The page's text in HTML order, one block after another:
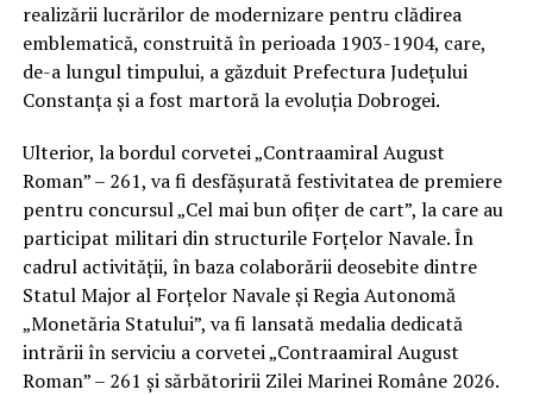
realizării lucrărilor de modernizare pentru clădirea
emblematică, construită în perioada 1903-1904, care,
de-a lungul timpului, a găzduit Prefectura Județului
Constanța și a fost martoră la evoluția Dobrogei.
Ulterior, la bordul corvetei „Contraamiral August
Roman” – 261, va fi desfășurată festivitatea de premiere
pentru concursul „Cel mai bun ofițer de cart”, la care au
participat militari din structurile Forțelor Navale. În
cadrul activității, în baza colaborării deosebite dintre
Statul Major al Forțelor Navale și Regia Autonomă
„Monetăria Statului”, va fi lansată medalia dedicată
intrării în serviciu a corvetei „Contraamiral August
Roman” – 261 și sărbătoririi Zilei Marinei Române 2026.